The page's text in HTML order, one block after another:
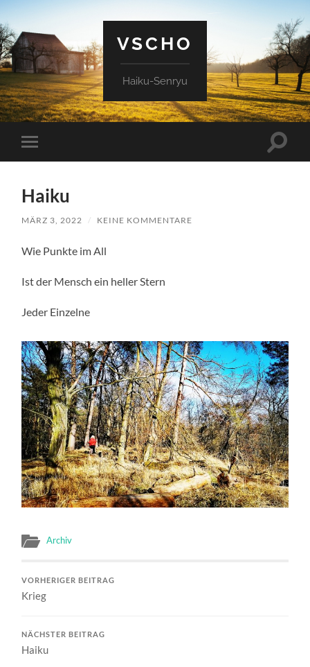
VSCHO
Haiku-Senryu
Mobile-
Menü
Haiku
MÄRZ 3, 2022 / KEINE KOMMENTARE
Wie Punkte im All
Ist der Mensch ein heller Stern
Jeder Einzelne
Archiv
VORHERIGER BEITRAG
Krieg
NÄCHSTER BEITRAG
Haiku